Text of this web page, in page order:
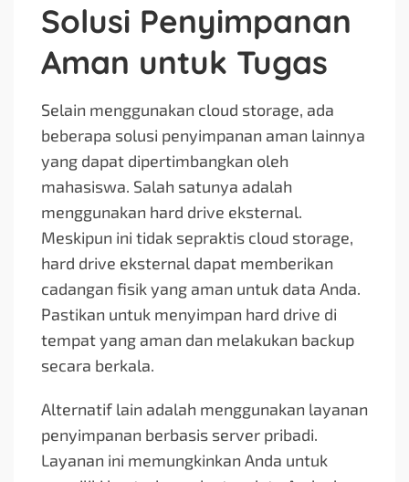
Solusi Penyimpanan
Aman untuk Tugas
Selain menggunakan cloud storage, ada
beberapa solusi penyimpanan aman lainnya
yang dapat dipertimbangkan oleh
mahasiswa. Salah satunya adalah
menggunakan hard drive eksternal.
Meskipun ini tidak sepraktis cloud storage,
hard drive eksternal dapat memberikan
cadangan fisik yang aman untuk data Anda.
Pastikan untuk menyimpan hard drive di
tempat yang aman dan melakukan backup
secara berkala.
Alternatif lain adalah menggunakan layanan
penyimpanan berbasis server pribadi.
Layanan ini memungkinkan Anda untuk